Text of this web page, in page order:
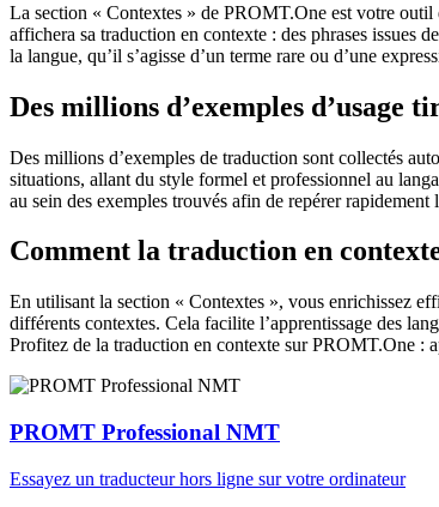
La section « Contextes » de PROMT.One est votre outil
affichera sa traduction en contexte : des phrases issues
la langue, qu’il s’agisse d’un terme rare ou d’une
Des millions d’exemples d’usage
Des millions d’exemples de traduction sont collectés
situations, allant du style formel et professionnel au
au sein des exemples trouvés afin de repérer rapidement
Comment la traduction en
En utilisant la section « Contextes », vous enrichissez
différents contextes. Cela facilite l’apprentissage des
Profitez de la traduction en contexte sur PROMT.One :
PROMT Professional NMT
Essayez un traducteur hors ligne sur votre ordinateur